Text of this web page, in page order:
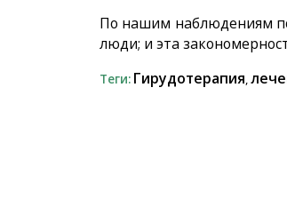
По нашим наблюдениям
люди; и эта
Теги: Гирудотерапия,